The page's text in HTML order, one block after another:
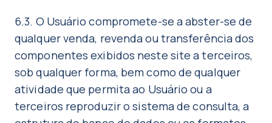
6.3. O Usuário compromete-se a abster-se de
qualquer venda, revenda ou transferência dos
componentes exibidos neste site a terceiros,
sob qualquer forma, bem como de qualquer
atividade que permita ao Usuário ou a
terceiros reproduzir o sistema de consulta, a